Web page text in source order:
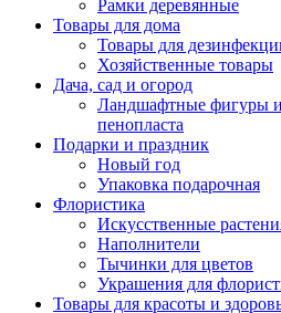
Рамки деревянные
Товары для дома
Товары для
Хозяйственные товары
Дача, сад и огород
Ландшафтные фигуры
пенопласта
Подарки и праздник
Новый год
Упаковка подарочная
Флористика
Искусственные
Наполнители
Тычинки для цветов
Украшения для
Товары для красоты и